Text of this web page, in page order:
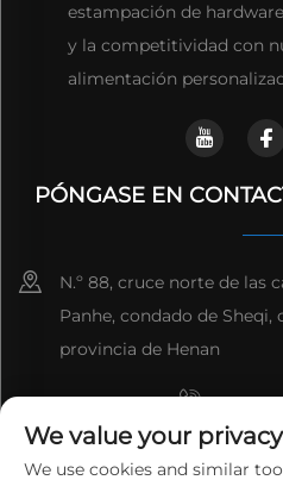
estampación de
y la competitividad con
alimentación
PÓNGASE EN
N.º 88, cruce norte de las
Panhe, condado de Sheqi,
provincia de Henan
+86-
We value your privacy
We use cookies and similar